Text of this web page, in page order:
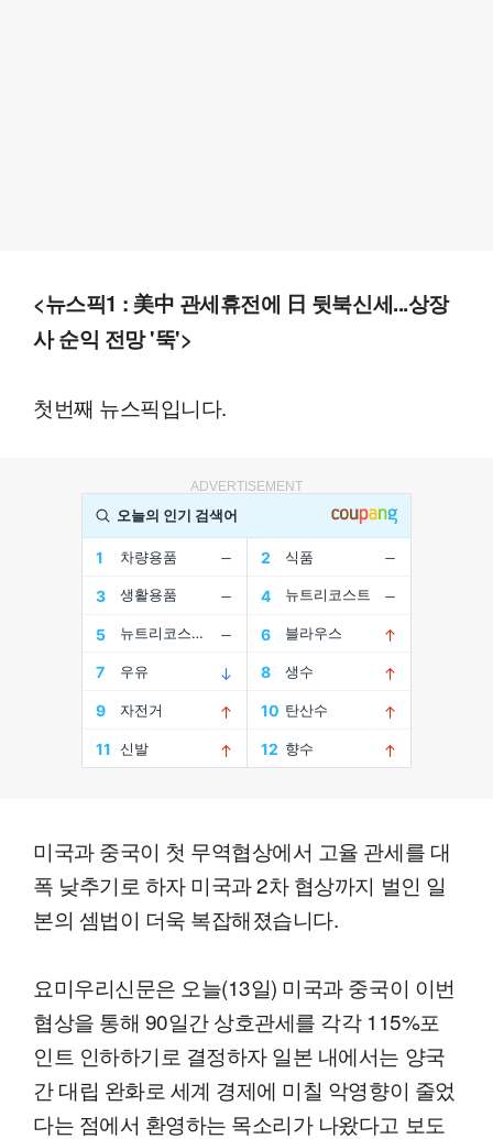
<뉴스픽1 : 美中 관세휴전에 日 뒷북신세...상장
사 순익 전망 '뚝'>
첫번째 뉴스픽입니다.
ADVERTISEMENT
미국과 중국이 첫 무역협상에서 고율 관세를 대
폭 낮추기로 하자 미국과 2차 협상까지 벌인 일
본의 셈법이 더욱 복잡해졌습니다.
요미우리신문은 오늘(13일) 미국과 중국이 이번
협상을 통해 90일간 상호관세를 각각 115%포
인트 인하하기로 결정하자 일본 내에서는 양국
간 대립 완화로 세계 경제에 미칠 악영향이 줄었
다는 점에서 환영하는 목소리가 나왔다고 보도